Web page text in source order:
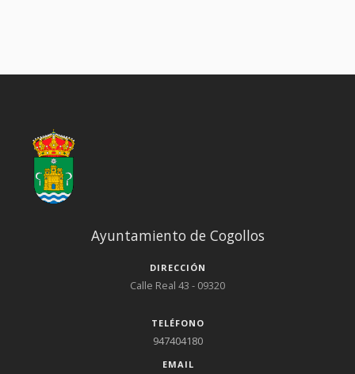
Ayuntamiento de Cogollos
DIRECCIÓN
Calle Real 43 - 09320
TELÉFONO
947404180
EMAIL